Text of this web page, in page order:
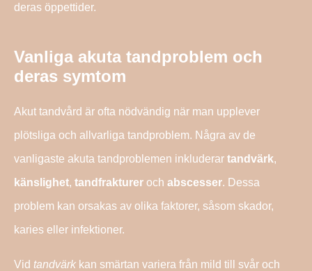
deras öppettider.
Vanliga akuta tandproblem och
deras symtom
Akut tandvård är ofta nödvändig när man upplever
plötsliga och allvarliga tandproblem. Några av de
vanligaste akuta tandproblemen inkluderar tandvärk,
känslighet, tandfrakturer och abscesser. Dessa
problem kan orsakas av olika faktorer, såsom skador,
karies eller infektioner.
Vid tandvärk kan smärtan variera från mild till svår och